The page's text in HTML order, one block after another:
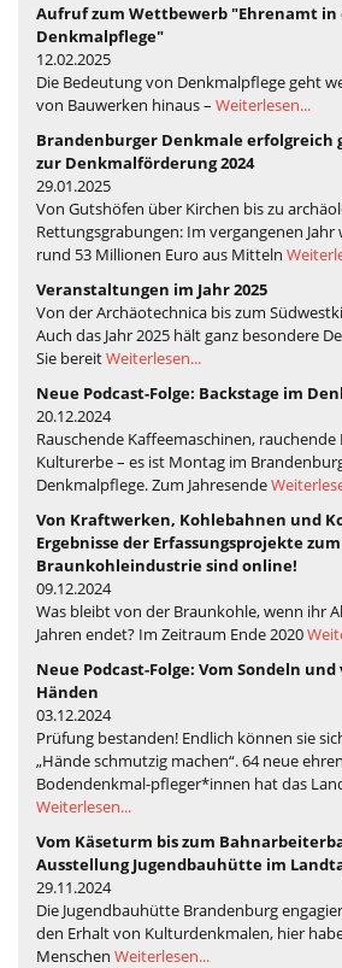
Aufruf zum Wettbewerb "Ehrenamt in
Denkmalpflege"
12.02.2025
Die Bedeutung von Denkmalpflege geht
von Bauwerken hinaus – Weiterlesen...
Brandenburger Denkmale erfolgreich
zur Denkmalförderung 2024
29.01.2025
Von Gutshöfen über Kirchen bis zu
Rettungsgrabungen: Im vergangenen
rund 53 Millionen Euro aus Mitteln
Veranstaltungen im Jahr 2025
Von der Archäotechnica bis zum
Auch das Jahr 2025 hält ganz besondere
Sie bereitWeiterlesen...
Neue Podcast-Folge: Backstage im
20.12.2024
Rauschende Kaffeemaschinen,
Kulturerbe – es ist Montag im
Denkmalpflege. Zum Jahresende
Von Kraftwerken, Kohlebahnen und
Ergebnisse der Erfassungsprojekte
Braunkohleindustrie sind online!
09.12.2024
Was bleibt von der Braunkohle, wenn ihr
Jahren endet? Im Zeitraum Ende 2020
Neue Podcast-Folge: Vom Sondeln
Händen
03.12.2024
Prüfung bestanden! Endlich können sie
„Hände schmutzig machen“. 64 neue
Bodendenkmal-pfleger*innen hat das
Weiterlesen...
Vom Käseturm bis zum
Ausstellung Jugendbauhütte im
29.11.2024
Die Jugendbauhütte Brandenburg
den Erhalt von Kulturdenkmalen, hier
Menschen Weiterlesen...